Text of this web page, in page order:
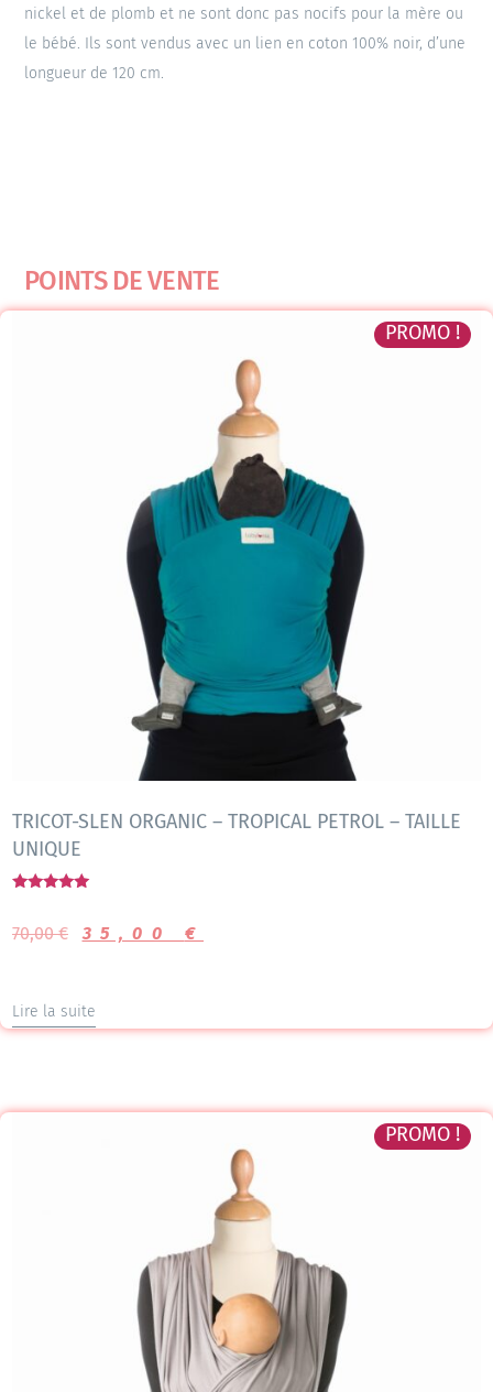
nickel et de plomb et ne sont donc pas nocifs pour la mère ou
le bébé. Ils sont vendus avec un lien en coton 100% noir, d’une
longueur de 120 cm.
POINTS DE VENTE
PROMO !
TRICOT-SLEN ORGANIC – TROPICAL PETROL – TAILLE
UNIQUE
sur 5
70,00€ 35,00 €
Lire la suite
PROMO !